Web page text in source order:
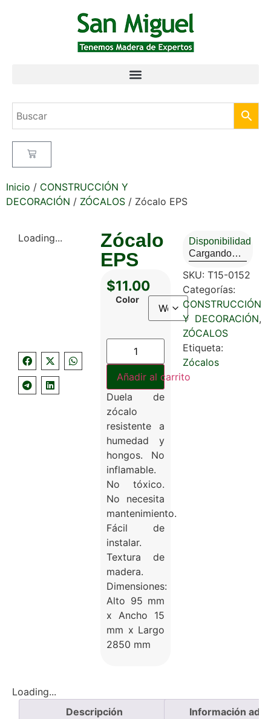
Inicio / CONSTRUCCIÓN Y
DECORACIÓN / ZÓCALOS / Zócalo EPS
Loading...
Zócalo
EPS
$11.00
Color
Añadir al carrito
Duela de
zócalo
resistente a
humedad y
hongos. No
inflamable.
No tóxico.
No necesita
mantenimiento.
Fácil de
instalar.
Textura de
madera.
Dimensiones:
Alto 95 mm
x Ancho 15
mm x Largo
2850 mm
Disponibilidad
Cargando…
SKU: T15-0152
Categorías:
CONSTRUCCIÓN
Y DECORACIÓN,
ZÓCALOS
Etiqueta:
Zócalos
Loading...
Descripción
Información